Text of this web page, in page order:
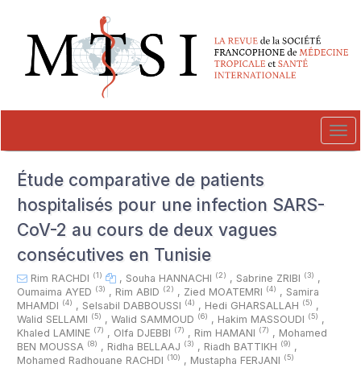
##plugins.themes.novelty.accessible_menu.main_navigation##
##plugins.themes.novelty.accessible_menu.main_content##
##plugins.themes.novelty.accessible_menu.sidebar##
Étude comparative de patients
hospitalisés pour une infection SARS-
CoV-2 au cours de deux vagues
consécutives en Tunisie
Rim RACHDI (1) , Souha HANNACHI (2) , Sabrine ZRIBI (3) ,
Oumaima AYED (3) , Rim ABID (2) , Zied MOATEMRI (4) , Samira
MHAMDI (4) , Selsabil DABBOUSSI (4) , Hedi GHARSALLAH (5) ,
Walid SELLAMI (5) , Walid SAMMOUD (6) , Hakim MASSOUDI (5) ,
Khaled LAMINE (7) , Olfa DJEBBI (7) , Rim HAMANI (7) , Mohamed
BEN MOUSSA (8) , Ridha BELLAAJ (3) , Riadh BATTIKH (9) ,
Mohamed Radhouane RACHDI (10) , Mustapha FERJANI (5)